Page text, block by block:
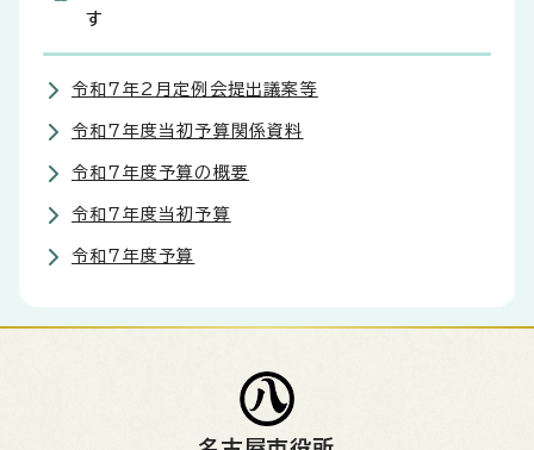
す
令和7年2月定例会提出議案等
令和7年度当初予算関係資料
令和7年度予算の概要
令和7年度当初予算
令和7年度予算